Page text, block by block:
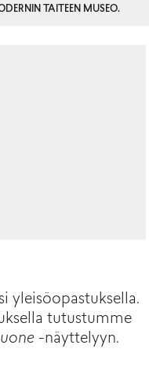
TAITEEN MUSEO.
yleisöopastuksella.
tutustumme
-näyttelyyn.